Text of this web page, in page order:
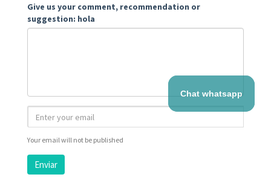
Give us your comment, recommendation or
suggestion: hola
Your email will not be published
Enviar
Chat whatsapp